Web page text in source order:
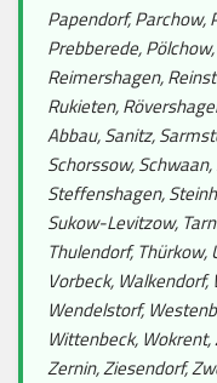
Papendorf, Parchow,
Prebberede,
Reimershagen,
Rukieten,
Abbau, Sanitz,
Schorssow,
Steffenshagen,
Sukow-Levitzow,
Thulendorf, Thürkow,
Vorbeck,
Wendelstorf,
Wittenbeck,
Zernin, Ziesendorf,